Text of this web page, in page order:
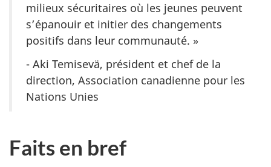
milieux sécuritaires où les jeunes peuvent
s’épanouir et initier des changements
positifs dans leur communauté. »
- Aki Temisevä, président et chef de la
direction, Association canadienne pour les
Nations Unies
Faits en bref